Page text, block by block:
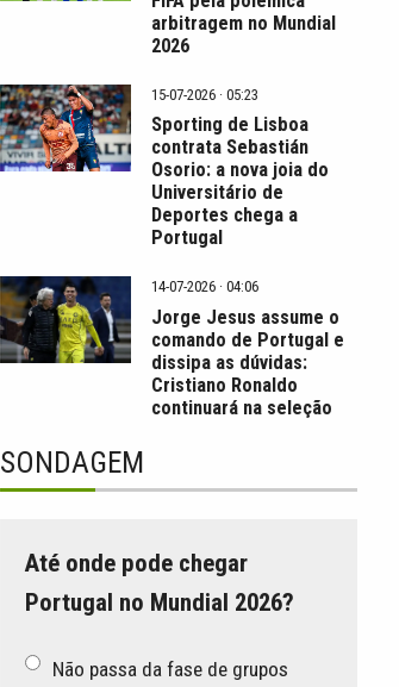
arbitragem no Mundial
2026
15-07-2026 · 05:23
Sporting de Lisboa
contrata Sebastián
Osorio: a nova joia do
Universitário de
Deportes chega a
Portugal
14-07-2026 · 04:06
Jorge Jesus assume o
comando de Portugal e
dissipa as dúvidas:
Cristiano Ronaldo
continuará na seleção
SONDAGEM
Até onde pode chegar
Portugal no Mundial 2026?
Não passa da fase de grupos